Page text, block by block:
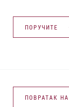
ПОРУЧИТЕ
ПОВРАТАК